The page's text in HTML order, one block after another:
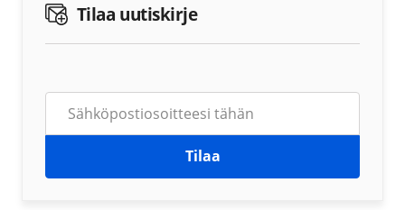
Tilaa uutiskirje
Tilaa